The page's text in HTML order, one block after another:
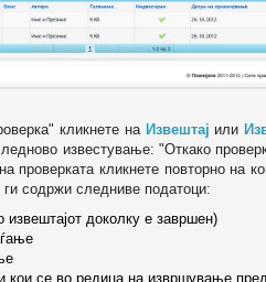
кликнете на Извештај или
известување: "Oткако
проверката кликнете повторно на
ги содржи следниве податоци:
извештајот доколку е завршен)
кои се во редица на извршување